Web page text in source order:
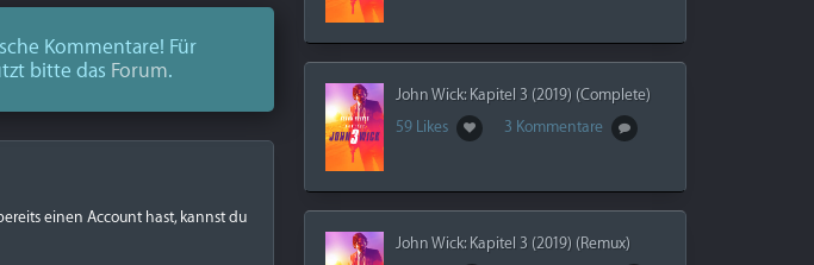
Kommentare! Für
bitte das Forum.
einen Account hast, kannst du
John Wick: Kapitel 3 (2019) (Complete)
59 Likes
3 Kommentare
John Wick: Kapitel 3 (2019) (Remux)